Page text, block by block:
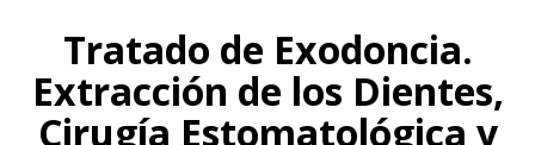
Tratado de Exodoncia.
Extracción de los Dientes,
Cirugía Estomatológica y